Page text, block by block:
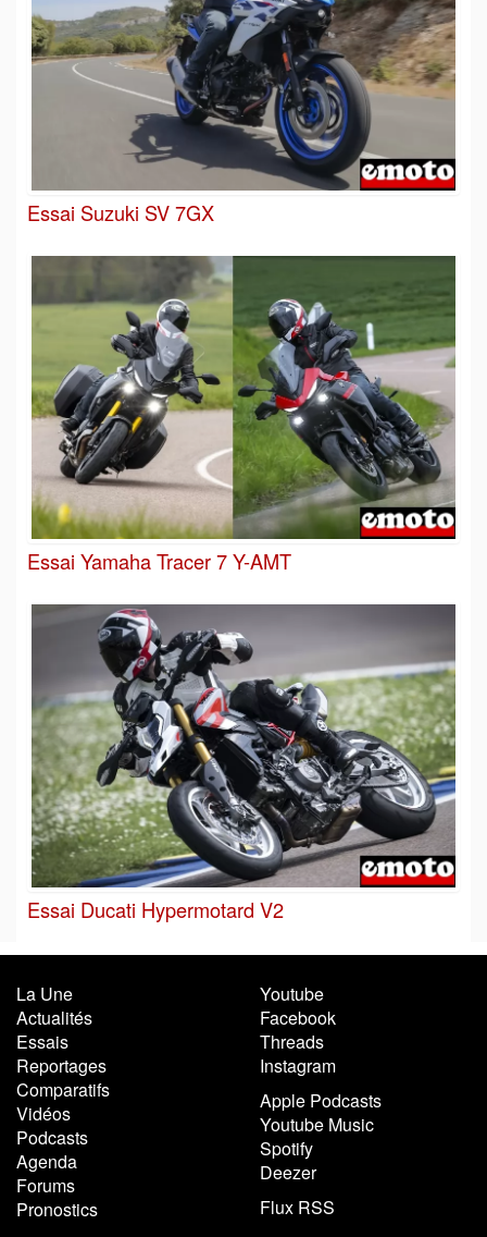
Essai Suzuki SV 7GX
Essai Yamaha Tracer 7 Y-AMT
Essai Ducati Hypermotard V2
La Une
Actualités
Essais
Reportages
Comparatifs
Vidéos
Podcasts
Agenda
Forums
Pronostics
Youtube
Facebook
Threads
Instagram
Apple Podcasts
Youtube Music
Spotify
Deezer
Flux RSS